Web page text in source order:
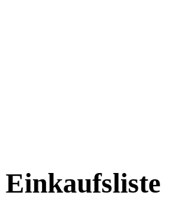
Einkaufsliste